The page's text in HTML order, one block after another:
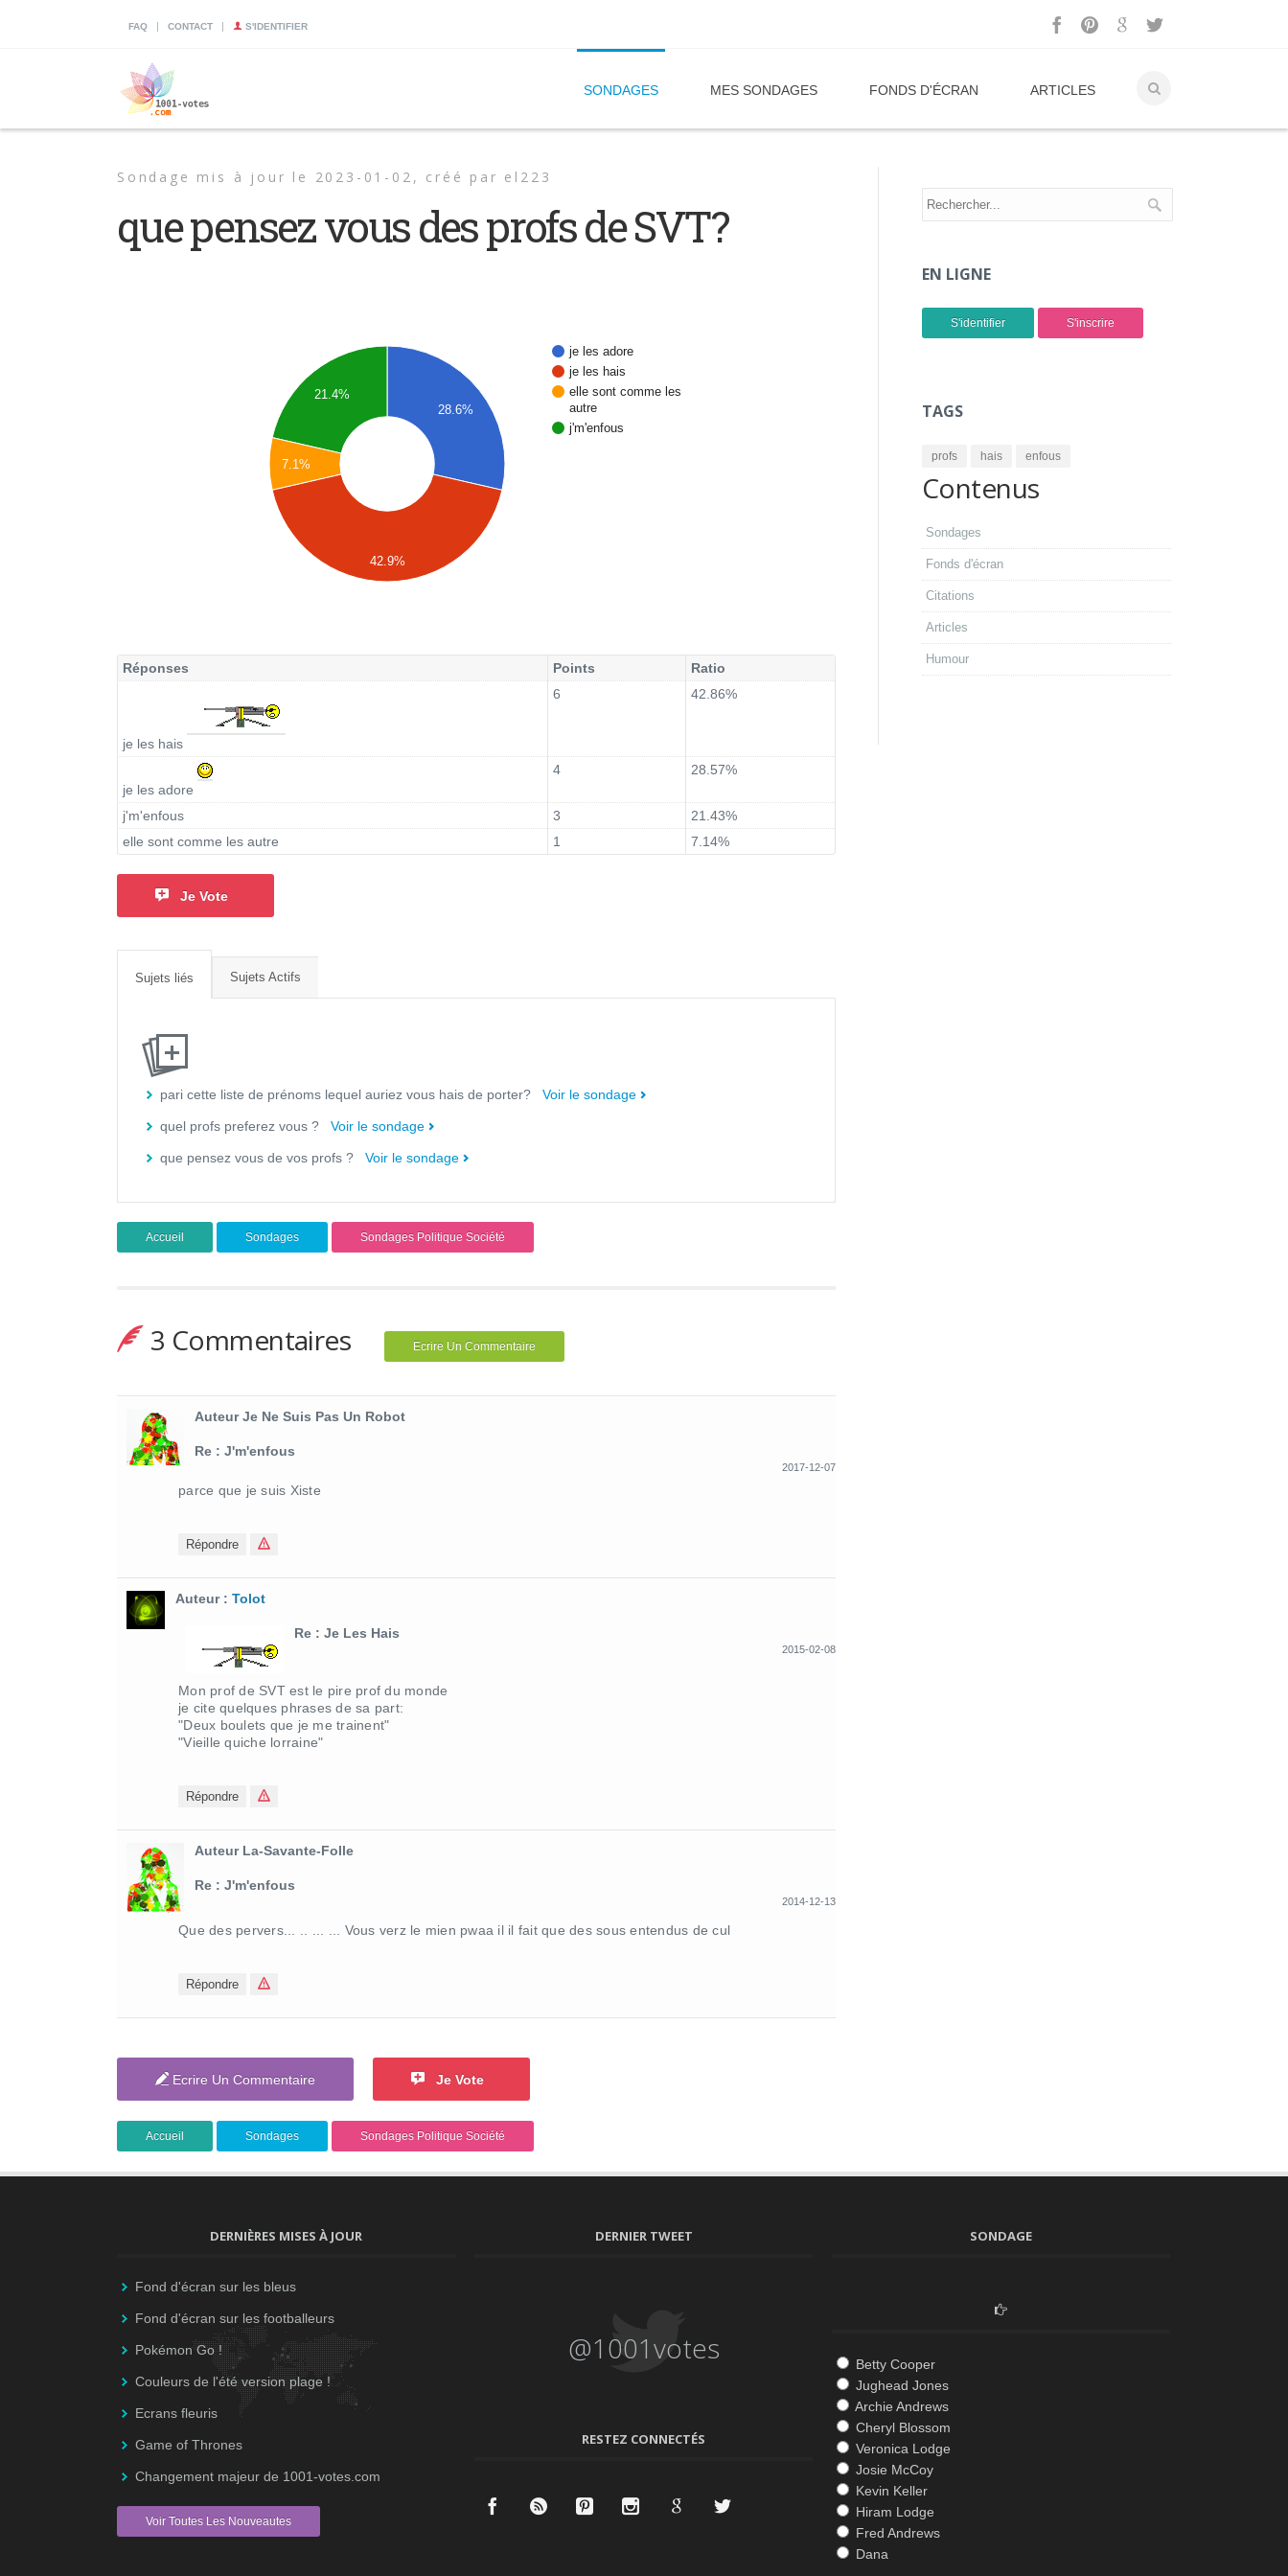
FAQ | CONTACT | S'IDENTIFIER
SONDAGES MES SONDAGES FONDS D'ÉCRAN ARTICLES
Sondage mis à jour le 2023-01-02, créé par el223
que pensez vous des profs de SVT?
je les adore
je les hais
elle sont comme les
autre
j'm'enfous
28.6%
21.4%
7.1%
42.9%
Réponses Points Ratio
je les hais
6 42.86%
je les adore
4 28.57%
j'm'enfous 3
21.43%
elle sont comme les autre
1 7.14%
Je Vote
Sujets liés Sujets Actifs
pari cette liste de prénoms lequel auriez vous hais de porter? Voir le sondage
quel profs preferez vous ? Voir le sondage
que pensez vous de vos profs ? Voir le sondage
Accueil Sondages Sondages Politique Société
3 Commentaires Ecrire Un Commentaire
Auteur Je Ne Suis Pas Un Robot
Re : J'm'enfous
2017-12-07
parce que je suis Xiste
Répondre
Auteur : Tolot
Re : Je Les Hais
2015-02-08
Mon prof de SVT est le pire prof du monde
je cite quelques phrases de sa part:
"Deux boulets que je me trainent"
"Vieille quiche lorraine"
Répondre
Auteur La-Savante-Folle
Re : J'm'enfous
2014-12-13
Que des pervers... .. ... ... Vous verz le mien pwaa il il fait que des sous entendus de cul
Répondre
Ecrire Un Commentaire Je Vote
Accueil Sondages Sondages Politique Société
EN LIGNE
S'identifier S'inscrire
TAGS
profs hais enfous
Contenus
Sondages
Fonds d'écran
Citations
Articles
Humour
DERNIÈRES MISES À JOUR
Fond d'écran sur les bleus
Fond d'écran sur les footballeurs
Pokémon Go !
Couleurs de l'été version plage !
Ecrans fleuris
Game of Thrones
Changement majeur de 1001-votes.com
Voir Toutes Les Nouveautes
DERNIER TWEET
@1001votes
RESTEZ CONNECTÉS
SONDAGE
Betty Cooper
Jughead Jones
Archie Andrews
Cheryl Blossom
Veronica Lodge
Josie McCoy
Kevin Keller
Hiram Lodge
Fred Andrews
Dana